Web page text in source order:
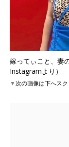
嫁ってぃこと、妻
Instagramより）
▼次の画像は下へス